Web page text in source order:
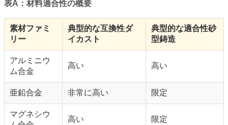
表A：材料適合性の概要
素材ファミ
リー
典型的な互換性ダ
イカスト
典型的な適合性砂
型鋳造
アルミニウ
ム合金
高い 高い
亜鉛合金 非常に高い 限定
マグネシウ
高い 限定